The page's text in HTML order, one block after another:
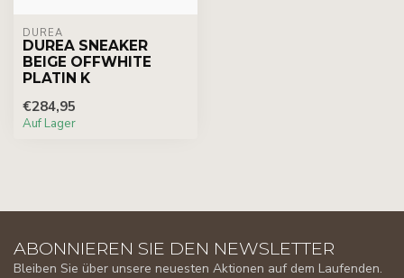
DUREA
DUREA SNEAKER
BEIGE OFFWHITE
PLATIN K
€284,95
Auf Lager
ABONNIEREN SIE DEN NEWSLETTER
Bleiben Sie über unsere neuesten Aktionen auf dem Laufenden.